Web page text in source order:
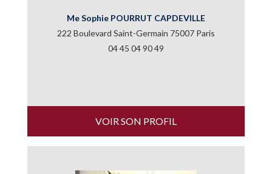
Me Sophie POURRUT CAPDEVILLE
222 Boulevard Saint-Germain 75007 Paris
04 45 04 90 49
VOIR SON PROFIL